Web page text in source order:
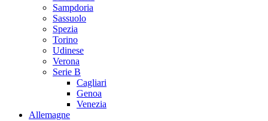
Sampdoria
Sassuolo
Spezia
Torino
Udinese
Verona
Serie B
Cagliari
Genoa
Venezia
Allemagne